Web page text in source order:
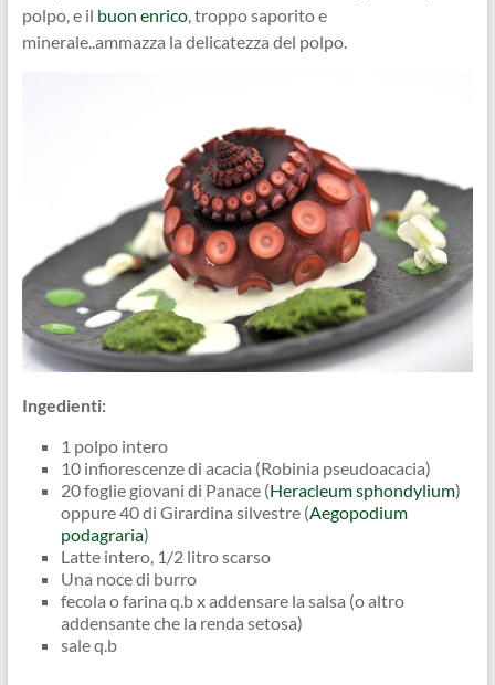
polpo, e il buon enrico, troppo saporito e
minerale..ammazza la delicatezza del polpo.
Ingedienti:
1 polpo intero
10 infiorescenze di acacia (Robinia pseudoacacia)
20 foglie giovani di Panace (Heracleum sphondylium)
oppure 40 di Girardina silvestre (Aegopodium
podagraria)
Latte intero, 1/2 litro scarso
Una noce di burro
fecola o farina q.b x addensare la salsa (o altro
addensante che la renda setosa)
sale q.b